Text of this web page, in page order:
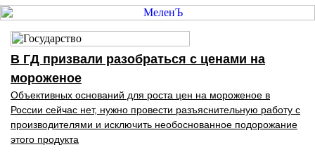
В ГД призвали разобраться с ценами на
мороженое
Объективных оснований для роста цен на мороженое в
России сейчас нет, нужно провести разъяснительную работу с
производителями и исключить необоснованное подорожание
этого продукта